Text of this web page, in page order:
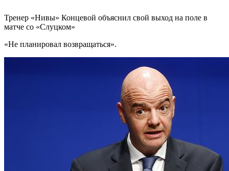
Тренер «Нивы» Концевой объяснил свой выход на поле в
матче со «Слуцком»
«Не планировал возвращаться».